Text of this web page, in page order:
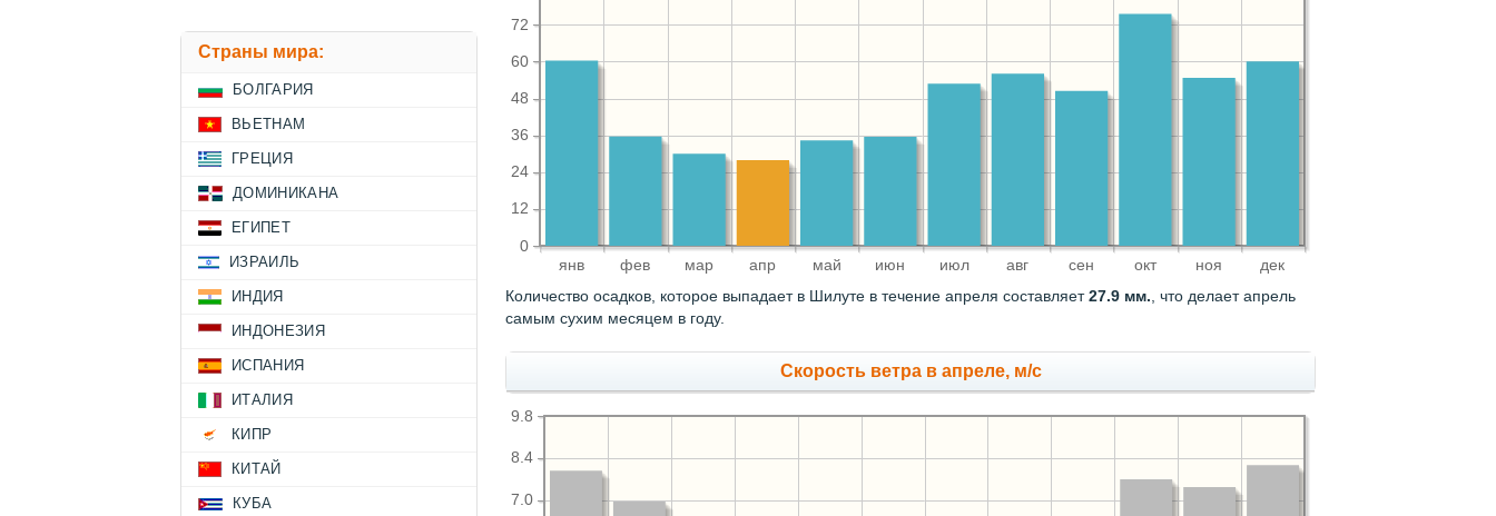
янв фев мар апр май июн июл авг сен окт ноя дек
0
12
24
36
48
60
72
Количество осадков, которое выпадает в Шилуте в течение апреля составляет27.9 мм. , что делает апрель
самым сухим месяцем в году.
Скорость ветра в апреле, м/с
7.0
8.4
9.8
Страны мира:
БОЛГАРИЯ
ВЬЕТНАМ
ГРЕЦИЯ
ДОМИНИКАНА
ЕГИПЕТ
ИЗРАИЛЬ
ИНДИЯ
ИНДОНЕЗИЯ
ИСПАНИЯ
ИТАЛИЯ
КИПР
КИТАЙ
КУБА